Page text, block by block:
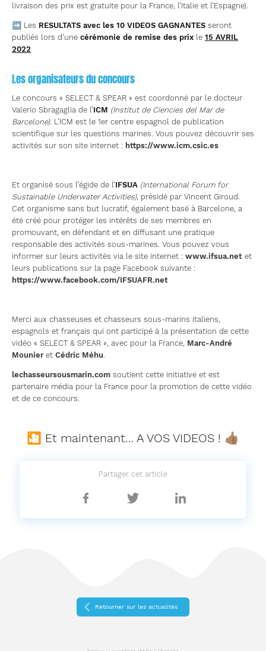
livraison des prix est gratuite pour la France, l’Italie et l’Espagne).
➡ Les RESULTATS avec les 10 VIDEOS GAGNANTES seront
publiés lors d’une cérémonie de remise des prix le 15 AVRIL
2022
Les organisateurs du concours
Le concours « SELECT & SPEAR » est coordonné par le docteur
Valerio Sbragaglia de l’ICM (Institut de Ciencies del Mar de
Barcelone). L’ICM est le 1er centre espagnol de publication
scientifique sur les questions marines. Vous pouvez découvrir ses
activités sur son site internet : https://www.icm.csic.es
Et organisé sous l’égide de l’IFSUA (International Forum for
Sustainable Underwater Activities), présidé par Vincent Giroud.
Cet organisme sans but lucratif, également basé à Barcelone, a
été créé pour protéger les intérêts de ses membres en
promouvant, en défendant et en diffusant une pratique
responsable des activités sous-marines. Vous pouvez vous
informer sur leurs activités via le site internet : www.ifsua.net et
leurs publications sur la page Facebook suivante :
https://www.facebook.com/IFSUAFR.net
Merci aux chasseuses et chasseurs sous-marins italiens,
espagnols et français qui ont participé à la présentation de cette
vidéo « SELECT & SPEAR », avec pour la France, Marc-André
Mounieret Cédric Méhu.
lechasseursousmarin.com soutient cette initiative et est
partenaire média pour la France pour la promotion de cette vidéo
et de ce concours.
🎦 Et maintenant… A VOS VIDEOS ! 👍🏽
Partager cet article
Partager
Partager
Partager
sur
Retourner sur les actualités